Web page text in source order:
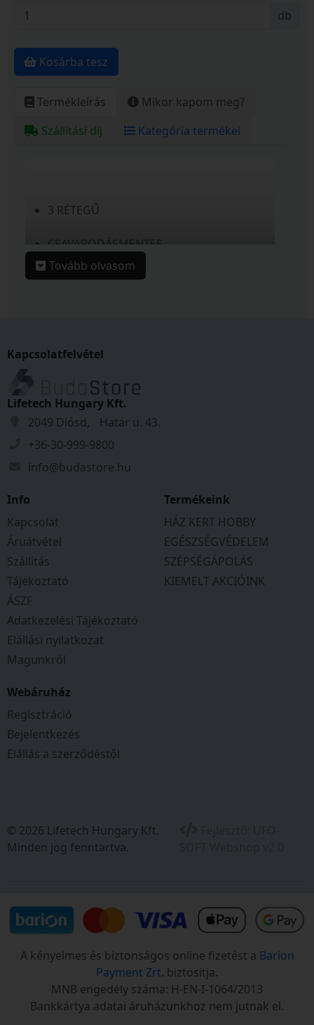
db
Kosárba tesz
Termékleírás
Mikor kapom meg?
Szállítási díj
Kategória termékei
3 RÉTEGŰ
CSAVARODÁSMENTES
HORGOLT SZÖVÉSŰ
HOSSZÚ TÁVÚ FELHASZNÁLHATÓSÁG
NORMÁL HASZNÁLATI KÖRÜLMÉNYEK
KÖZÖTT
KADMIUM, BÁRIUM ÉS ÓLOMMENTES
SOKRÉTŰ FELHASZNÁLÁS
Tovább olvasom
Kapcsolatfelvétel
Lifetech Hungary Kft.
2049 Diósd, Határ u. 43.
+36-30-999-9800
info@budastore.hu
Info
Kapcsolat
Áruátvétel
Szállítás
Tájékoztató
ÁSZF
Adatkezelési Tájékoztató
Elállási nyilatkozat
Magunkról
Termékeink
HÁZ KERT HOBBY
EGÉSZSÉGVÉDELEM
SZÉPSÉGÁPOLÁS
KIEMELT AKCIÓINK
Webáruház
Regisztráció
Bejelentkezés
Elállás a szerződéstől
© 2026 Lifetech Hungary Kft.
Minden jog fenntartva.
A kényelmes és biztonságos online fizetést a Barion
Payment Zrt. biztosítja.
MNB engedély száma: H-EN-I-1064/2013
Bankkártya adatai áruházunkhoz nem jutnak el.